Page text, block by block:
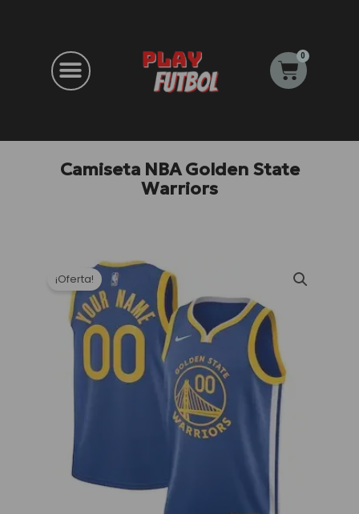
0
Carrito
Camiseta NBA Golden State
Warriors
¡Oferta!